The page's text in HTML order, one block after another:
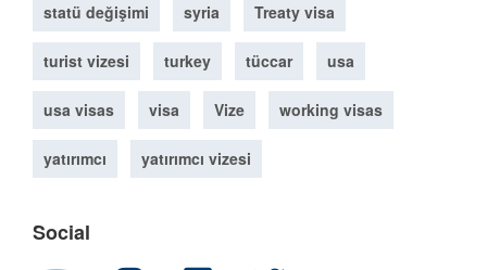
statü değişimi syria Treaty visa
turist vizesi turkey tüccar usa
usa visas visa Vize working visas
yatırımcı yatırımcı vizesi
Social